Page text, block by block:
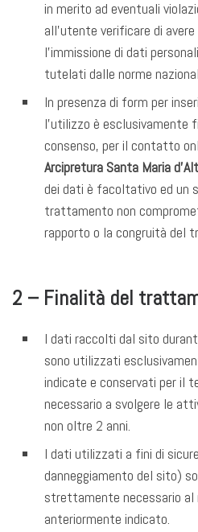
in merito ad eventuali
all’utente verificare di
l’immissione di dati
tutelati dalle norme
In presenza di form per
l’utilizzo è esclusivamente
consenso, per il contatto
Arcipretura Santa Maria
dei dati è facoltativo ed un
trattamento non
rapporto o la congruità del
2 – Finalità del
I dati raccolti dal sito
sono utilizzati
indicate e conservati per il
necessario a svolgere le
non oltre 2 anni.
I dati utilizzati a fini di
danneggiamento del sito)
strettamente necessario al
anteriormente indicato.